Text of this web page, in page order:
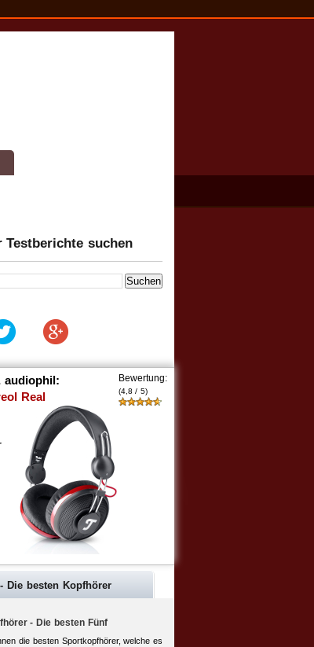
Testberichte suchen
audiophil:
Real
Bewertung:
(4,8 / 5)
Die besten Kopfhörer
- Die besten Fünf
die besten Sportkopfhörer, welche es